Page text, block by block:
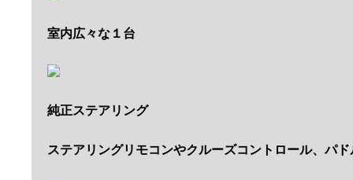
室内広々な１台
純正ステアリング
ステアリングリモコンやクルーズコントロール、パ